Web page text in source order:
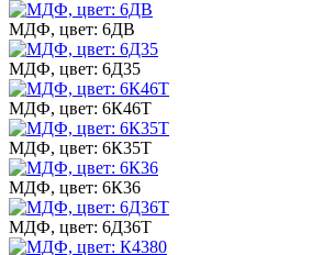
МДФ, цвет: 6ДВ
МДФ, цвет: 6Д35
МДФ, цвет: 6К46Т
МДФ, цвет: 6К35Т
МДФ, цвет: 6К36
МДФ, цвет: 6Д36Т